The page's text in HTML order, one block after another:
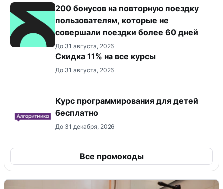
200 бонусов на повторную поездку
пользователям, которые не
совершали поездки более 60 дней
До 31 августа, 2026
Скидка 11% на все курсы
До 31 августа, 2026
Курс программирования для детей
бесплатно
До 31 декабря, 2026
Все промокоды